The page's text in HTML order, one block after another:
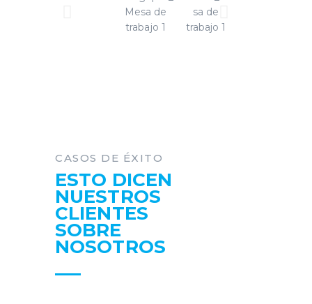
CASOS DE ÉXITO
ESTO DICEN
NUESTROS
CLIENTES
SOBRE
NOSOTROS